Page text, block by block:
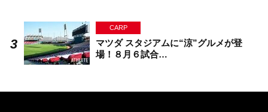
CARP
マツダ スタジアムに“涼”グルメが登
場！８月６試合…